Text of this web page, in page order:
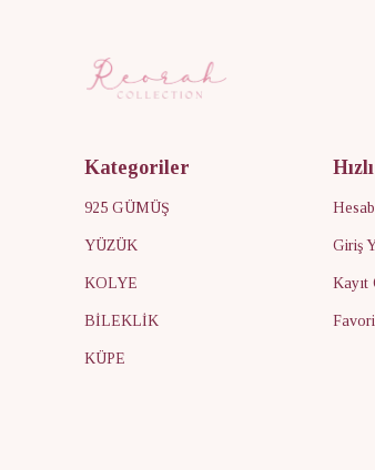
Kategoriler
925 GÜMÜŞ
YÜZÜK
KOLYE
BİLEKLİK
KÜPE
Giriş
Kayıt